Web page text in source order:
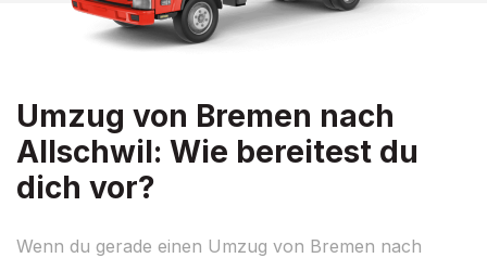
Umzug von Bremen nach
Allschwil: Wie bereitest du
dich vor?
Wenn du gerade einen Umzug von Bremen nach